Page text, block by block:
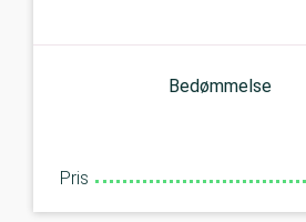
Bedømmelse
Pris